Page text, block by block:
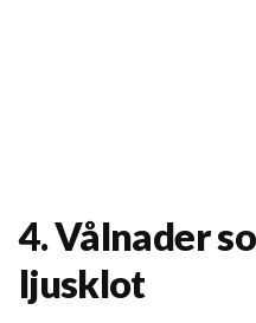
4. Vålnader
ljusklot